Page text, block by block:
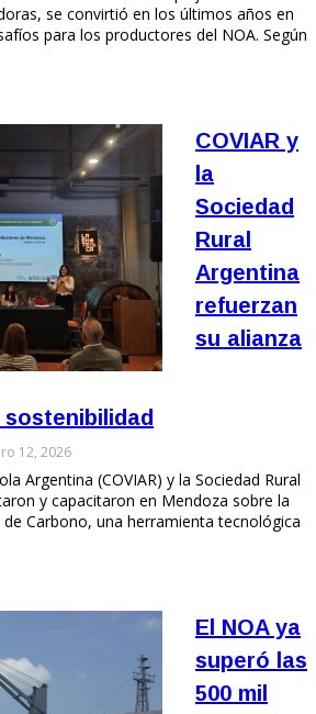
se convirtió en los últimos años en
para los productores del NOA. Según
COVIAR y
la
Sociedad
Rural
Argentina
refuerzan
su alianza
12, 2026
Argentina (COVIAR) y la Sociedad Rural
y capacitaron en Mendoza sobre la
Carbono, una herramienta tecnológica
El NOA ya
superó las
500 mil